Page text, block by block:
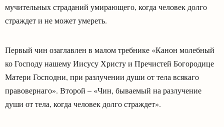
мучительных страданий умирающего, когда человек долго
страждет и не может умереть.
Первый чин озаглавлен в малом требнике «Канон молебный
ко Господу нашему Иисусу Христу и Пречистей Богородице
Матери Господни, при разлучении души от тела всякаго
правовернаго». Второй – «Чин, бываемый на разлучение
души от тела, когда человек долго страждет».